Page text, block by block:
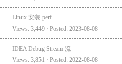
Linux 安装 perf
Views: 3,449 · Posted: 2023-08-08
IDEA Debug Stream 流
Views: 3,851 · Posted: 2022-08-08